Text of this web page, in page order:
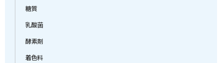
糖質
乳酸菌
酵素剤
着色料